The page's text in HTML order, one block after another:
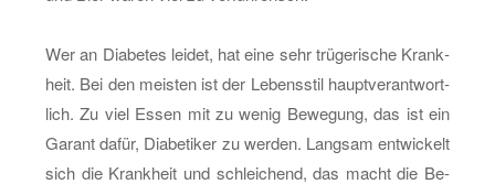
Wer an Dia­be­tes lei­det, hat eine sehr trü­ge­ri­sche Krank­
heit. Bei den meis­ten ist der Le­bens­stil haupt­ver­ant­wort­
lich. Zu viel Essen mit zu wenig Be­we­gung, das ist ein
Ga­rant dafür, Dia­be­ti­ker zu wer­den. Lang­sam ent­wi­ckelt
sich die Krank­heit und schlei­chend, das macht die Be­